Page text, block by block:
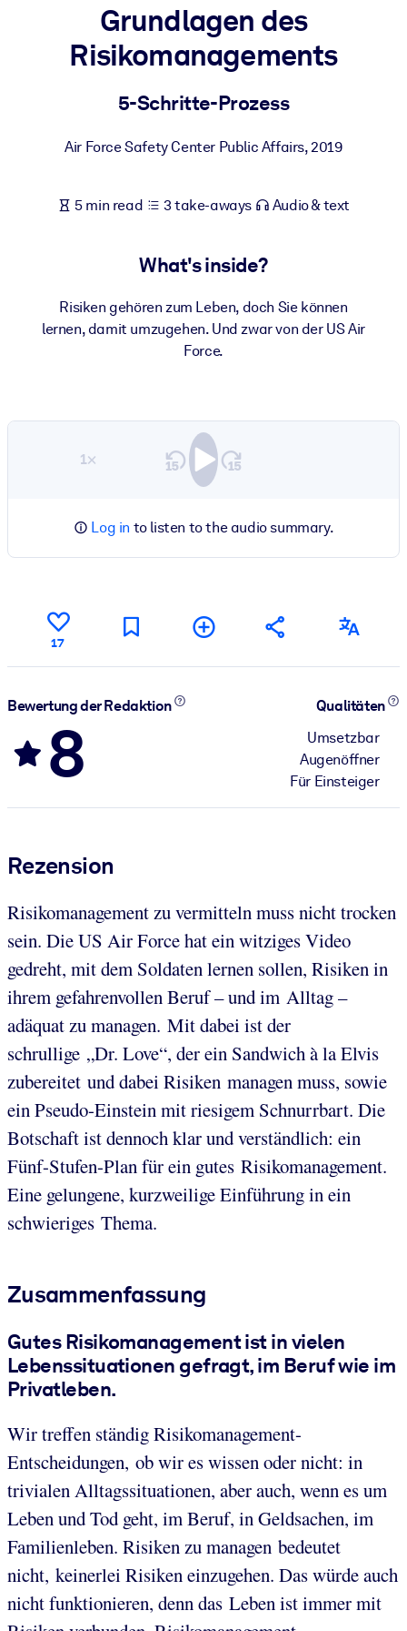
BY SYSTEM
For LMS/LXP
Bring bite-sized, verified knowledge into your LMS/LXP for
learning results.
For Corporate Libraries
knowledge.
Fuel your AI systems with reliable, structured knowledge to
Grundlagen des
Risikomanagements
5-Schritte-Prozess
Air Force Safety Center Public Affairs,2019
5 min read 3 take-aways Audio & text
What's inside?
Risiken gehören zum Leben, doch Sie können
lernen, damit umzugehen. Und zwar von der US Air
Force.
1×
Log in to listen to the audio summary.
17
Bewertung der Redaktion
8
Qualitäten
Umsetzbar
Augenöffner
Für Einsteiger
Rezension
Risikomanagement zu vermitteln muss nicht trocken
sein. Die US Air Force hat ein witziges Video
gedreht, mit dem Soldaten lernen sollen, Risiken in
ihrem gefahrenvollen Beruf – und im Alltag –
adäquat zu managen. Mit dabei ist der
schrullige „Dr. Love“, der ein Sandwich à la Elvis
zubereitet und dabei Risiken managen muss, sowie
ein Pseudo-Einstein mit riesigem Schnurrbart. Die
Botschaft ist dennoch klar und verständlich: ein
Fünf-Stufen-Plan für ein gutes Risikomanagement.
Eine gelungene, kurzweilige Einführung in ein
schwieriges Thema.
Zusammenfassung
Gutes Risikomanagement ist in vielen
Lebenssituationen gefragt, im Beruf wie im
Privatleben.
Wir treffen ständig Risikomanagement-
Entscheidungen, ob wir es wissen oder nicht: in
trivialen Alltagssituationen, aber auch, wenn es um
Leben und Tod geht, im Beruf, in Geldsachen, im
Familienleben. Risiken zu managen bedeutet
nicht, keinerlei Risiken einzugehen. Das würde auch
nicht funktionieren, denn das Leben ist immer mit